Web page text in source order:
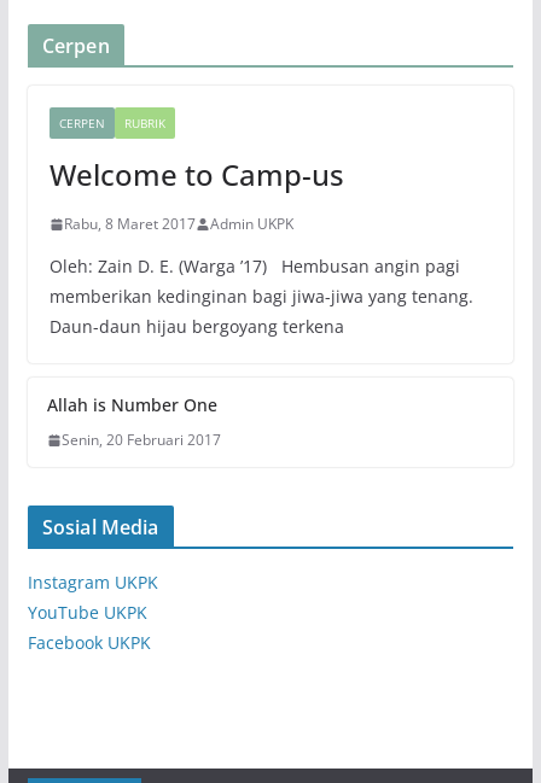
Cerpen
CERPEN RUBRIK
Welcome to Camp-us
Rabu, 8 Maret 2017 Admin UKPK
Oleh: Zain D. E. (Warga ’17) Hembusan angin pagi
memberikan kedinginan bagi jiwa-jiwa yang tenang.
Daun-daun hijau bergoyang terkena
Allah is Number One
Senin, 20 Februari 2017
Sosial Media
Instagram UKPK
YouTube UKPK
Facebook UKPK